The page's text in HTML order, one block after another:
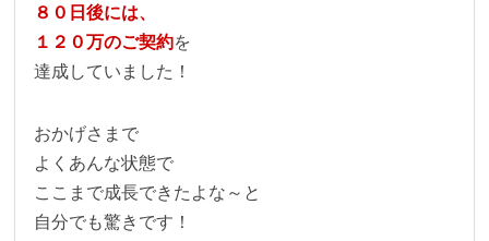
８０日後には、
１２０万のご契約を
達成していました！
おかげさまで
よくあんな状態で
ここまで成長できたよな～と
自分でも驚きです！